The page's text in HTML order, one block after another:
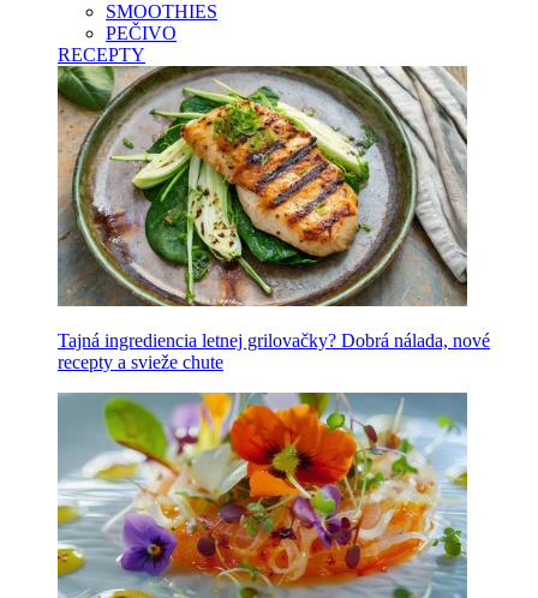
SMOOTHIES
PEČIVO
RECEPTY
Tajná ingrediencia letnej grilovačky? Dobrá nálada, nové
recepty a svieže chute